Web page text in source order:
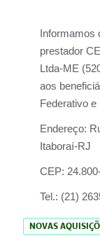
Informamos
prestador
Ltda-ME
aos
Federativo e
Endereço:
Itaboraí-RJ
CEP:
Tel.: (21)
NOVAS